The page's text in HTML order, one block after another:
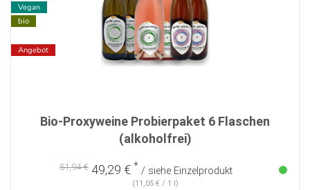
Vegan
bio
Angebot
Bio-Proxyweine Probierpaket 6 Flaschen
(alkoholfrei)
51,94 € 49,29 € * / siehe Einzelprodukt
(11,05 € / 1 l)